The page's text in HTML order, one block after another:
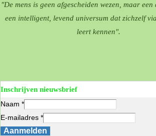
c
e
s
t
m
u
T
"De mens is geen afgescheiden wezen, maar een
een intelligent, levend universum dat zichzelf
leert kennen".
Inschrijven nieuwsbrief
Naam *
E-mailadres *
Aanmelden